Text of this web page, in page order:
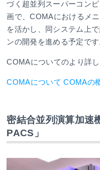
づく超並列スーパーコン
画で、COMAにおけるメ
を活かし、同システム上
ンの開発を進める予定です
COMAについてのより詳
COMAについて COMAの
密結合並列演算加速
PACS」